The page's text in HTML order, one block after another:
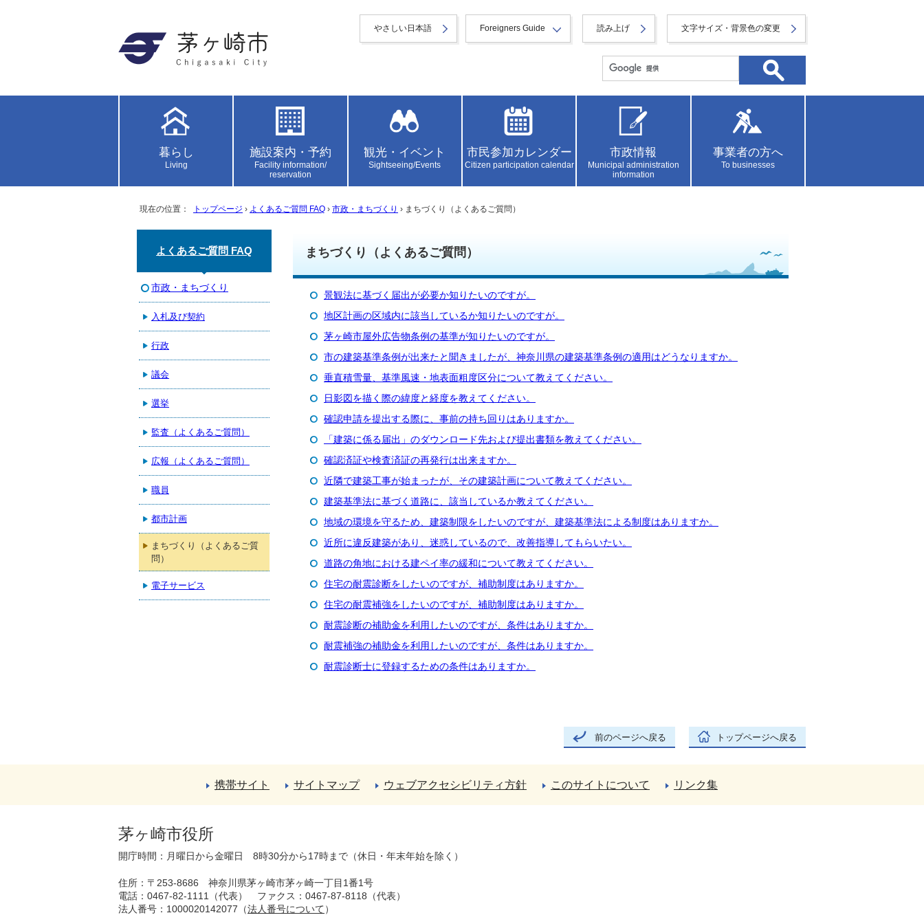
やさしい日本語 Foreigners Guide 読み上げ 文字サイズ・背景色の変更
暮らし
Living
施設案内・予約
Facility information/
reservation
観光・イベント
Sightseeing/Events
市民参加カレンダー
Citizen participation calendar
市政情報
Municipal administration
information
事業者の方へ
To businesses
現在の位置： トップページ › よくあるご質問 FAQ › 市政・まちづくり › まちづくり（よくあるご質問）
まちづくり（よくあるご質問）
景観法に基づく届出が必要か知りたいのですが。
地区計画の区域内に該当しているか知りたいのですが。
茅ヶ崎市屋外広告物条例の基準が知りたいのですが。
市の建築基準条例が出来たと聞きましたが、神奈川県の建築基準条例の適用はどうなりますか。
垂直積雪量、基準風速・地表面粗度区分について教えてください。
日影図を描く際の緯度と経度を教えてください。
確認申請を提出する際に、事前の持ち回りはありますか。
「建築に係る届出」のダウンロード先および提出書類を教えてください。
確認済証や検査済証の再発行は出来ますか。
近隣で建築工事が始まったが、その建築計画について教えてください。
建築基準法に基づく道路に、該当しているか教えてください。
地域の環境を守るため、建築制限をしたいのですが、建築基準法による制度はありますか。
近所に違反建築があり、迷惑しているので、改善指導してもらいたい。
道路の角地における建ペイ率の緩和について教えてください。
住宅の耐震診断をしたいのですが、補助制度はありますか。
住宅の耐震補強をしたいのですが、補助制度はありますか。
耐震診断の補助金を利用したいのですが、条件はありますか。
耐震補強の補助金を利用したいのですが、条件はありますか。
耐震診断士に登録するための条件はありますか。
よくあるご質問 FAQ
市政・まちづくり
入札及び契約
行政
議会
選挙
監査（よくあるご質問）
広報（よくあるご質問）
職員
都市計画
まちづくり（よくあるご質
問）
電子サービス
前のページへ戻る トップページへ戻る
携帯サイト サイトマップ ウェブアクセシビリティ方針 このサイトについて リンク集
茅ヶ崎市役所
開庁時間：月曜日から金曜日 8時30分から17時まで（休日・年末年始を除く）
住所：〒253-8686 神奈川県茅ヶ崎市茅ヶ崎一丁目1番1号
電話：0467-82-1111（代表） ファクス：0467-87-8118（代表）
法人番号：1000020142077（法人番号について）